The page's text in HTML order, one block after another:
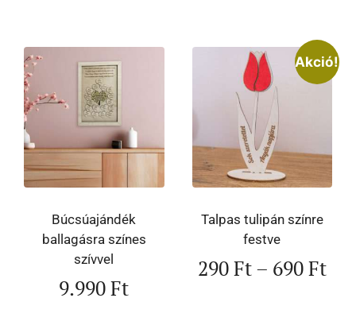
Búcsúajándék
ballagásra színes
szívvel
9.990Ft
Akció!
Talpas tulipán színre
festve
290Ft– 690Ft